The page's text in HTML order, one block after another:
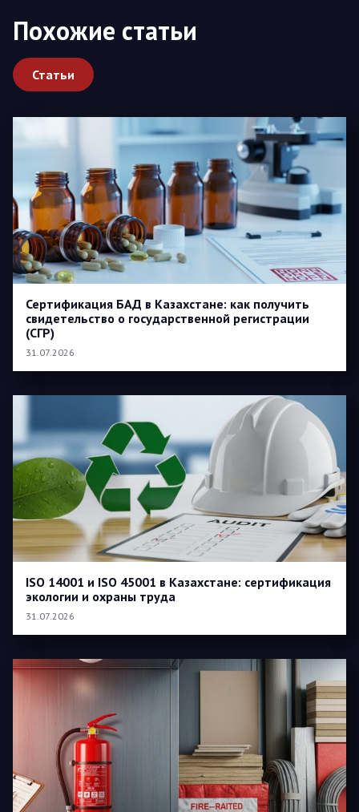
Похожие статьи
Статьи
Сертификация БАД в Казахстане: как получить
свидетельство о государственной регистрации
(СГР)
31.07.2026
ISO 14001 и ISO 45001 в Казахстане: сертификация
экологии и охраны труда
31.07.2026